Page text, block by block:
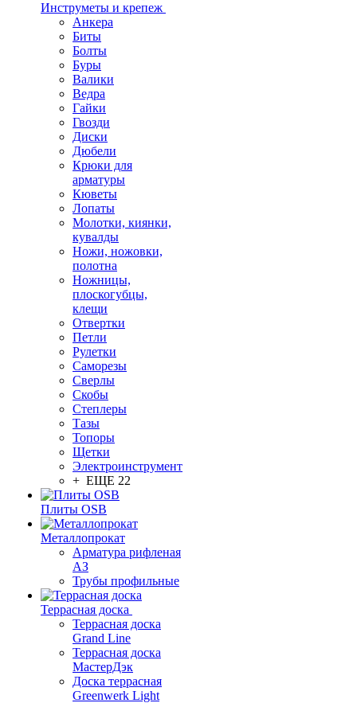
Инструметы и крепеж
Анкера
Биты
Болты
Буры
Валики
Ведра
Гайки
Гвозди
Диски
Дюбели
Крюки для
арматуры
Кюветы
Лопаты
Молотки, киянки,
кувалды
Ножи, ножовки,
полотна
Ножницы,
плоскогубцы,
клещи
Отвертки
Петли
Рулетки
Саморезы
Сверлы
Скобы
Степлеры
Тазы
Топоры
Щетки
Электроинструмент
+ ЕЩЕ 22
Плиты OSB
Металлопрокат
Арматура рифленая
АЗ
Трубы профильные
Террасная доска
Террасная доска
Grand Line
Террасная доска
МастерДэк
Доска террасная
Greenwerk Light